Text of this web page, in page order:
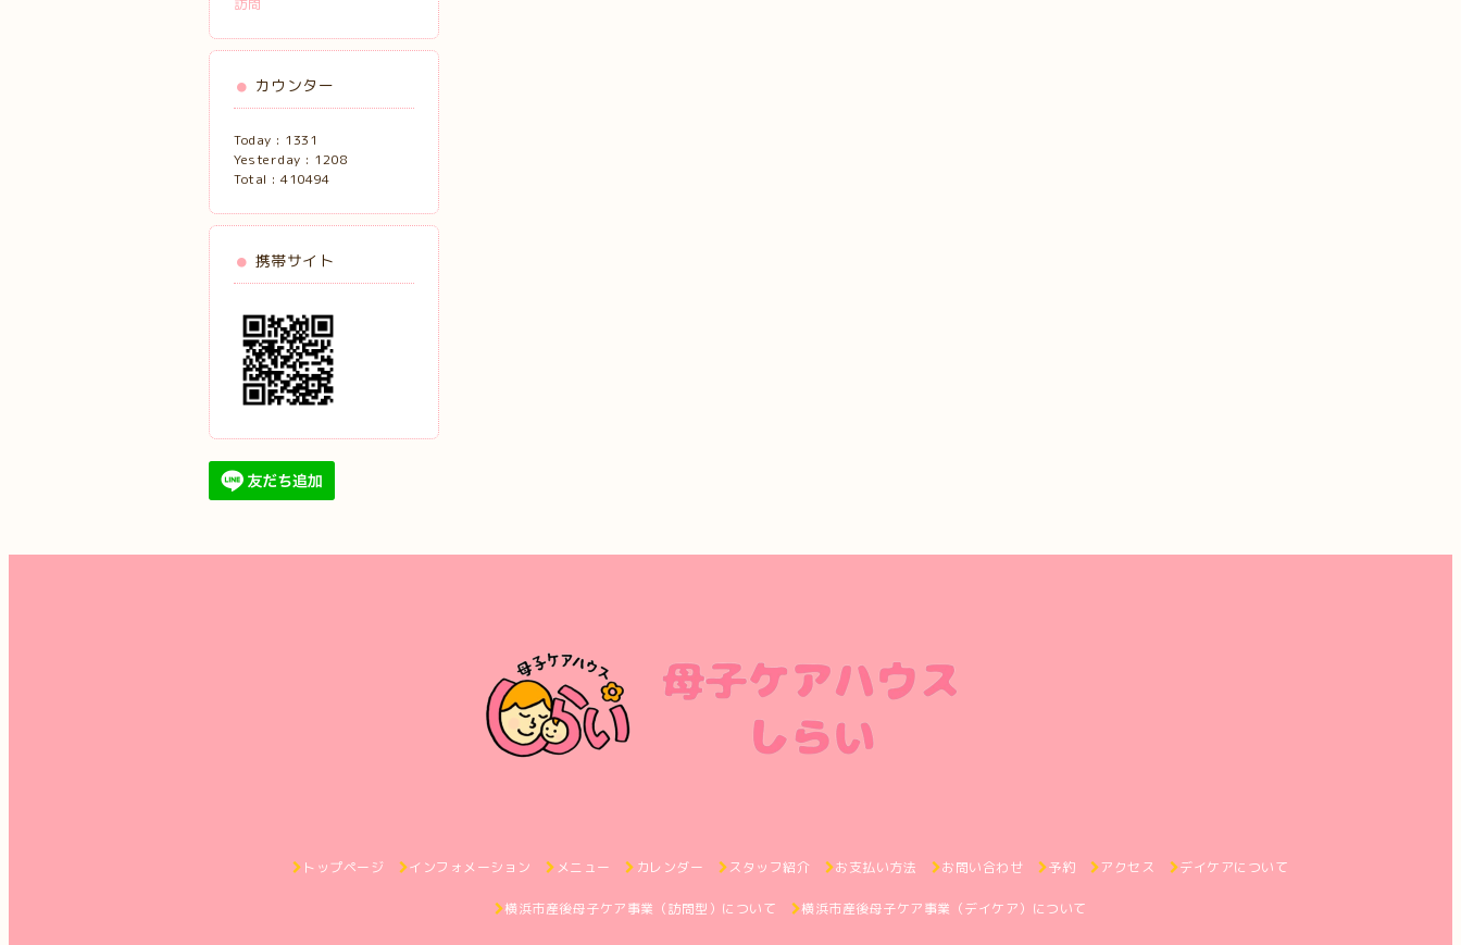
訪問
カウンター
Today : 1331
Yesterday : 1208
Total : 410494
携帯サイト
トップページ インフォメーション メニュー カレンダー スタッフ紹介 お支払い方法 お問い合わせ 予約 アクセス デイケアについて
横浜市産後母子ケア事業（訪問型）について 横浜市産後母子ケア事業（デイケア）について